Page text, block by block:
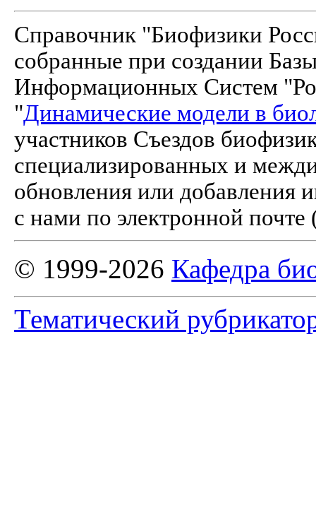
Справочник "Биофизики
собранные при создании
Информационных Систем
"Динамические модели в
участников Съездов
специализированных и
обновления или добавления
с нами по электронной почте
© 1999-2026 Кафедра
Тематический